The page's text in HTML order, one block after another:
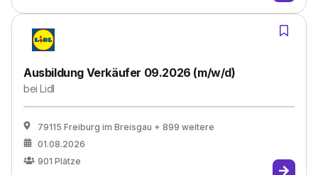
Ausbildung Verkäufer 09.2026 (m/w/d)
beiLidl
79115 Freiburg im Breisgau + 899 weitere
01.08.2026
901 Plätze